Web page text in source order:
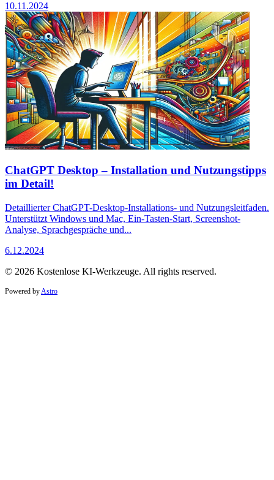
10.11.2024
ChatGPT Desktop – Installation und Nutzungstipps
im Detail!
Detaillierter ChatGPT-Desktop-Installations- und Nutzungsleitfaden.
Unterstützt Windows und Mac, Ein-Tasten-Start, Screenshot-
Analyse, Sprachgespräche und...
6.12.2024
© 2026 Kostenlose KI-Werkzeuge. All rights reserved.
Powered by Astro